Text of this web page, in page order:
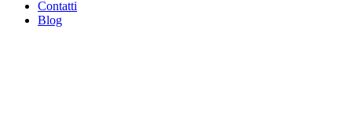
Contatti
Blog